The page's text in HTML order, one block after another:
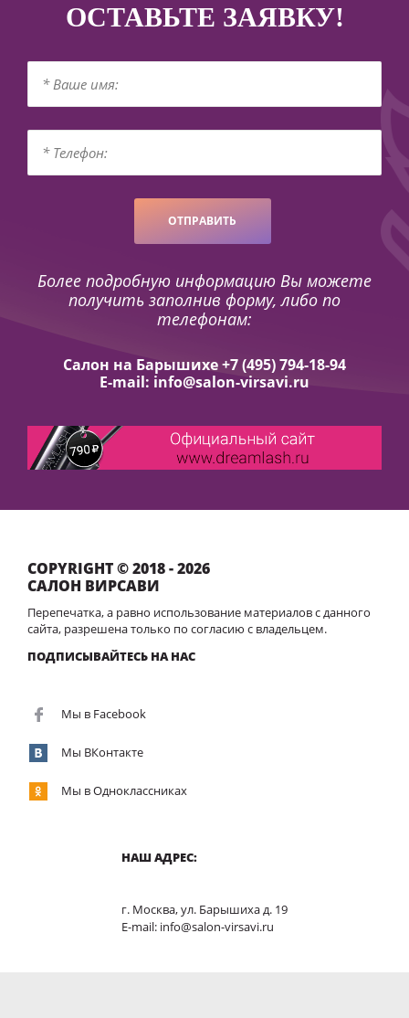
ОСТАВЬТЕ ЗАЯВКУ!
ОТПРАВИТЬ
Более подробную информацию Вы можете
получить заполнив форму, либо по
телефонам:
Салон на Барышихе +7 (495) 794-18-94
E-mail: info@salon-virsavi.ru
COPYRIGHT © 2018 - 2026
САЛОН ВИРСАВИ
Перепечатка, а равно использование материалов с данного
сайта, разрешена только по согласию с владельцем.
ПОДПИСЫВАЙТЕСЬ НА НАС
Мы в Facebook
Мы ВКонтакте
Мы в Одноклассниках
НАШ АДРЕС:
г. Москва, ул. Барышиха д. 19
E-mail: info@salon-virsavi.ru